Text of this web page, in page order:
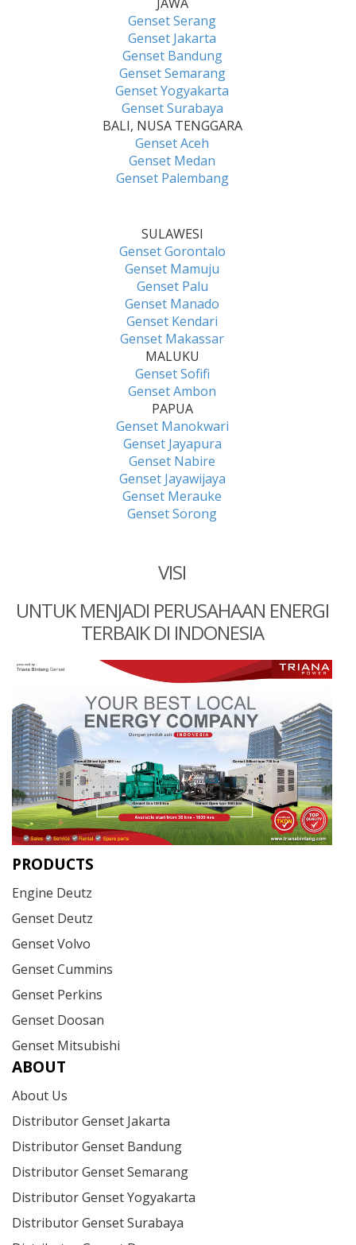
Genset Serang
Genset Jakarta
Genset Bandung
Genset Semarang
Genset Yogyakarta
Genset Surabaya
BALI, NUSA TENGGARA
Genset Aceh
Genset Medan
Genset Palembang
SULAWESI
Genset Gorontalo
Genset Mamuju
Genset Palu
Genset Manado
Genset Kendari
Genset Makassar
MALUKU
Genset Sofifi
Genset Ambon
PAPUA
Genset Manokwari
Genset Jayapura
Genset Nabire
Genset Jayawijaya
Genset Merauke
Genset Sorong
VISI
UNTUK MENJADI PERUSAHAAN ENERGI
TERBAIK DI INDONESIA
PRODUCTS
Engine Deutz
Genset Deutz
Genset Volvo
Genset Cummins
Genset Perkins
Genset Doosan
Genset Mitsubishi
ABOUT
About Us
Distributor Genset Jakarta
Distributor Genset Bandung
Distributor Genset Semarang
Distributor Genset Yogyakarta
Distributor Genset Surabaya